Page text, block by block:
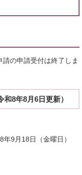
の申請受付は終了しま
8年8月6日更新）
9月18日（金曜日）